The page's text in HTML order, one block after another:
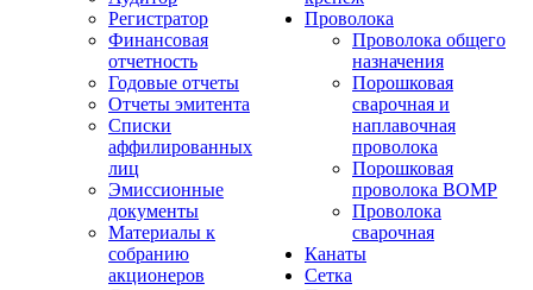
Регистратор
Финансовая
отчетность
Годовые отчеты
Отчеты эмитента
Списки
аффилированных
лиц
Эмиссионные
документы
Материалы к
собранию
акционеров
Проволока
Проволока общего
назначения
Порошковая
сварочная и
наплавочная
проволока
Порошковая
проволока ВОМР
Проволока
сварочная
Канаты
Сетка